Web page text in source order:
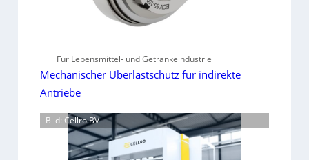
Für Lebensmittel- und Getränkeindustrie
Mechanischer Überlastschutz für indirekte
Antriebe
Bild: Cellro BV